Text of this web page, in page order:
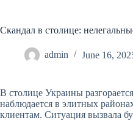
Скандал в столице:
admin June 16,
В столице Украины
наблюдается в элитных
клиентам. Ситуация вызвала